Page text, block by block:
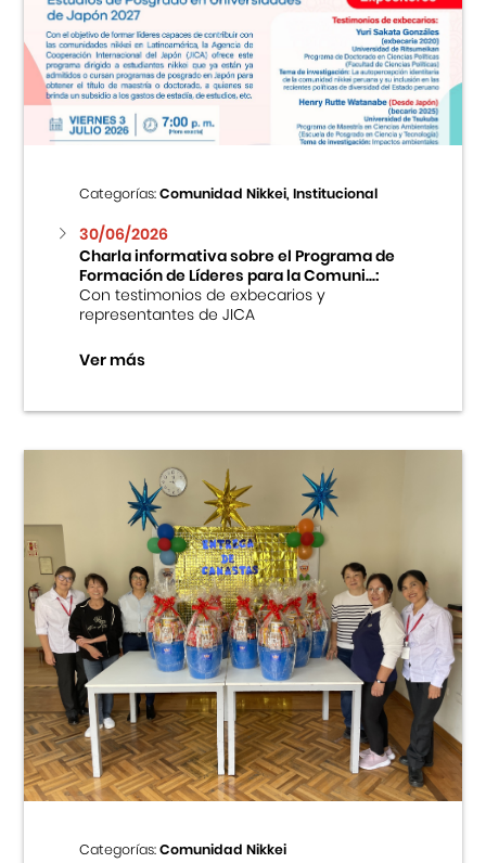
Categorías:Comunidad Nikkei, Institucional
30/06/2026
Charla informativa sobre el Programa de
Formación de Líderes para la Comuni...:
Con testimonios de exbecarios y
representantes de JICA
Ver más
Categorías:Comunidad Nikkei